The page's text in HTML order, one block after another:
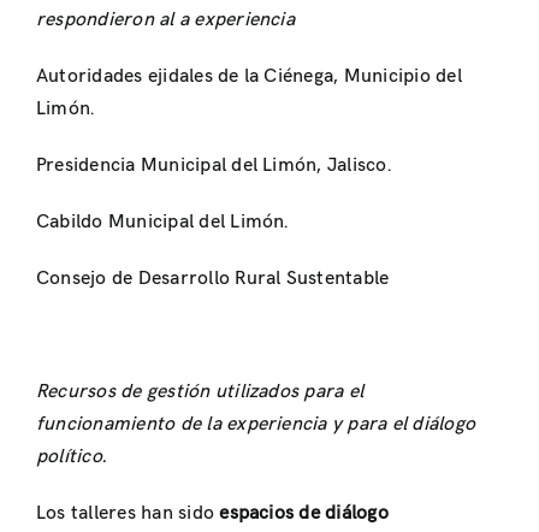
respondieron al a experiencia
Autoridades ejidales de la Ciénega, Municipio del
Limón.
Presidencia Municipal del Limón, Jalisco.
Cabildo Municipal del Limón.
Consejo de Desarrollo Rural Sustentable
Recursos de gestión utilizados para el
funcionamiento de la experiencia y para el diálogo
político.
Los talleres han sidoespacios de diálogo